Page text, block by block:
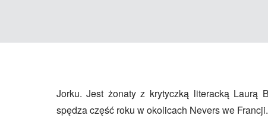
spędza część roku w okolicach Nevers we Francji.